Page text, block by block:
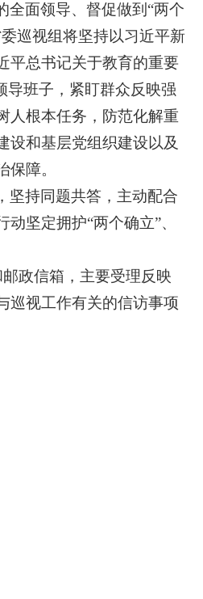
全面领导、督促做到“两个
巡视组将坚持以习近平新
平总书记关于教育的重要
导班子，紧盯群众反映强
人根本任务，防范化解重
设和基层党组织建设以及
障。
坚持同题共答，主动配合
坚定拥护“两个确立”、
政信箱，主要受理反映
巡视工作有关的信访事项